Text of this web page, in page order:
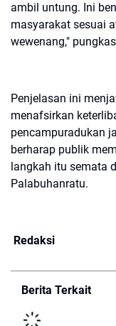
ambil untung. Ini
masyarakat sesuai
wewenang,"
Penjelasan ini
menafsirkan
pencampuradukan
berharap publik
langkah itu semata
Palabuhanratu.
Redaksi
Berita Terkait